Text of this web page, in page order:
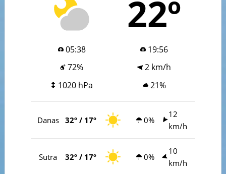
22º
05:38
19:56
72%
2 km/h
1020 hPa
21%
Danas 32º / 17º 0%
12
km/h
Sutra 32º / 17º 0%
10
km/h